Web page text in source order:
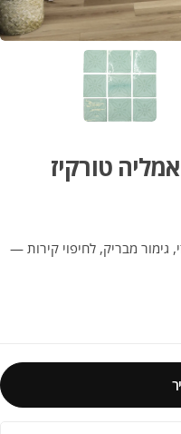
טורקיז
גימור מבריק, לחיפוי קירות —